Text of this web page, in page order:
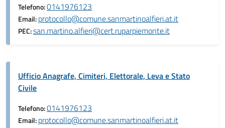
Telefono:0141976123
Email:protocollo@comune.sanmartinoalfieri.at.it
PEC:san.martino.alfieri@cert.ruparpiemonte.it
Ufficio Anagrafe, Cimiteri, Elettorale, Leva e Stato
Civile
Telefono:0141976123
Email:protocollo@comune.sanmartinoalfieri.at.it